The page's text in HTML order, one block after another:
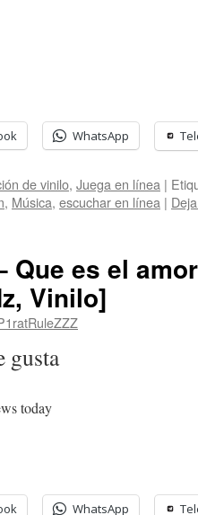
WhatsApp
de vinilo, Juega en línea |
, Música, escuchar en línea |
Que es el
Vinilo]
gusta
today
WhatsApp